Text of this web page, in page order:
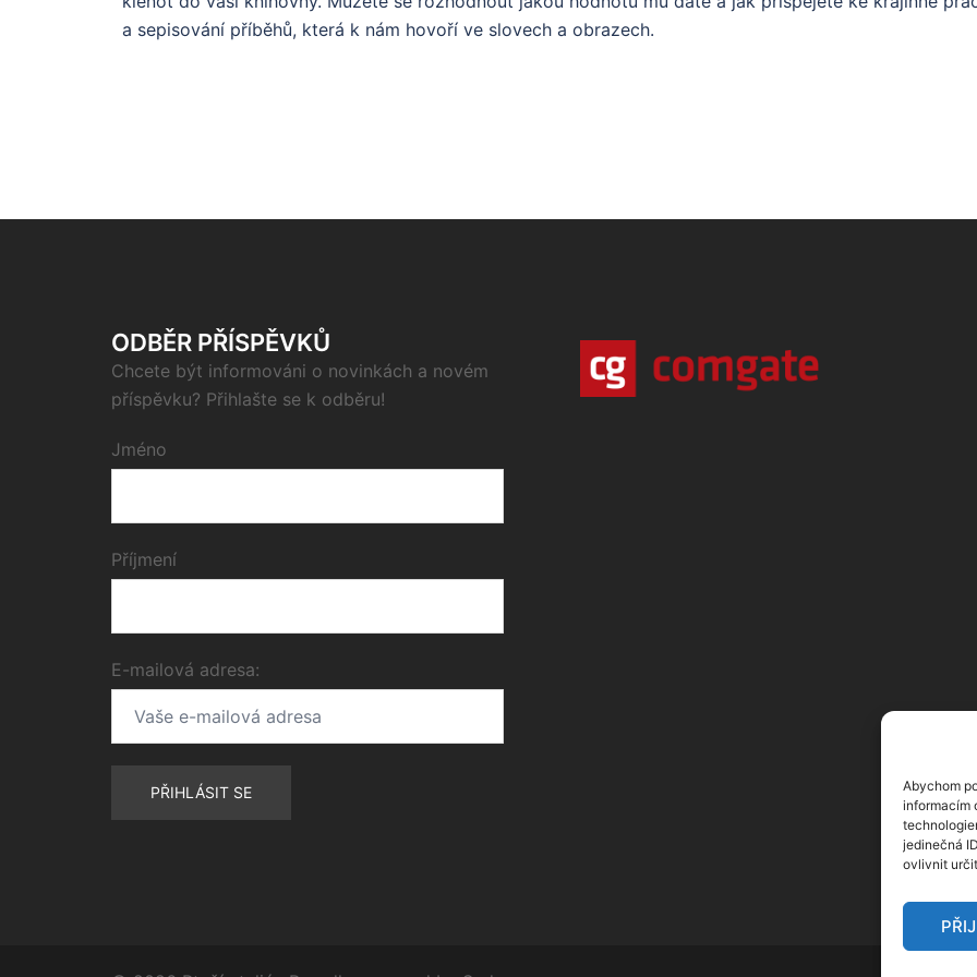
Abychom
informacím
jedinečná
ovlivnit
a sepisování příběhů, která k nám hovoří ve slovech a obrazech.
ODBĚR PŘÍSPĚVKŮ
Chcete být informováni o novinkách a novém
příspěvku? Přihlašte se k odběru!
Jméno
Příjmení
E-mailová adresa: